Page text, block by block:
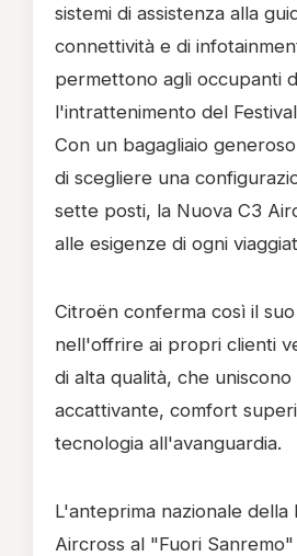
sistemi di assistenza alla
connettività e di
permettono agli occupanti
l'intrattenimento del
Con un bagagliaio
di scegliere una
sette posti, la Nuova C3
alle esigenze di ogni
Citroën conferma così il
nell'offrire ai propri clienti
di alta qualità, che uniscono
accattivante, comfort
tecnologia all'avanguardia.
L'anteprima nazionale della
Aircross al "Fuori Sanremo"